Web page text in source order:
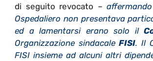
di seguito revocato –
Ospedaliero non presentava
ed a lamentarsi erano solo il
Organizzazione sindacaleFISI. Il
FISI insieme ad alcuni altri